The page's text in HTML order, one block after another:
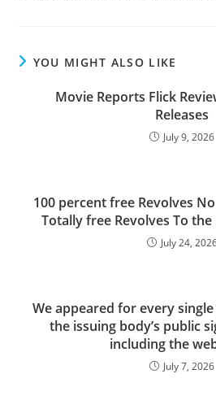
YOU MIGHT ALSO LIKE
Movie Reports Flick
Releases
July 9, 2026
100 percent free Revolves
Totally free Revolves To
July 24,
We appeared for every
the issuing body’s public
including the
July 7, 2026